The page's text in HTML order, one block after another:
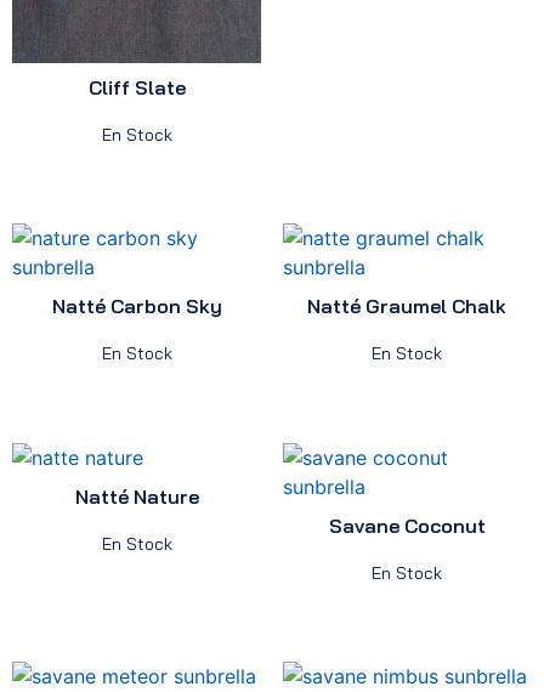
Cliff Slate
En Stock
Natté Carbon Sky
En Stock
Natté Graumel Chalk
En Stock
Natté Nature
En Stock
Savane Coconut
En Stock